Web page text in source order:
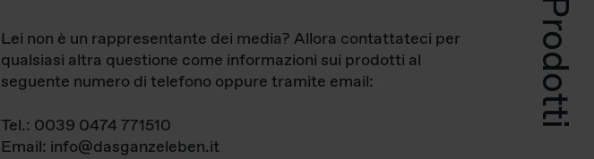
Prodotti
Lei non è un rappresentante dei media? Allora contattateci per
qualsiasi altra questione come informazioni sui prodotti al
seguente numero di telefono oppure tramite email:
Tel.: 0039 0474 771510
Email: info@dasganzeleben.it